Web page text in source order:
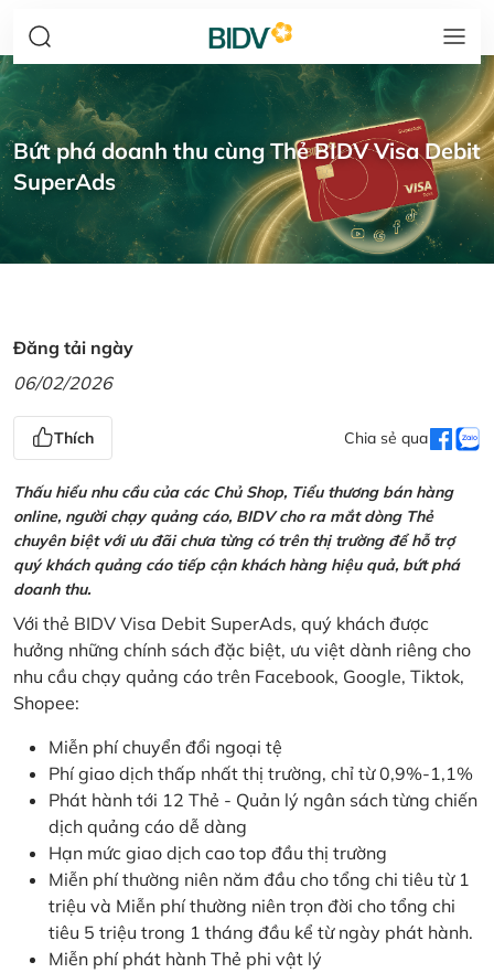
Bứt phá doanh thu cùng Thẻ BIDV Visa Debit
SuperAds
Đăng tải ngày
06/02/2026
Thích Chia sẻ qua
Thấu hiểu nhu cầu của các Chủ Shop, Tiểu thương bán hàng
online, người chạy quảng cáo, BIDV cho ra mắt dòng Thẻ
chuyên biệt với ưu đãi chưa từng có trên thị trường để hỗ trợ
quý khách quảng cáo tiếp cận khách hàng hiệu quả, bứt phá
doanh thu.
Với thẻ BIDV Visa Debit SuperAds, quý khách được
hưởng những chính sách đặc biệt, ưu việt dành riêng cho
nhu cầu chạy quảng cáo trên Facebook, Google, Tiktok,
Shopee:
Miễn phí chuyển đổi ngoại tệ
Phí giao dịch thấp nhất thị trường, chỉ từ 0,9%-1,1%
Phát hành tới 12 Thẻ - Quản lý ngân sách từng chiến
dịch quảng cáo dễ dàng
Hạn mức giao dịch cao top đầu thị trường
Miễn phí thường niên năm đầu cho tổng chi tiêu từ 1
triệu và Miễn phí thường niên trọn đời cho tổng chi
tiêu 5 triệu trong 1 tháng đầu kể từ ngày phát hành.
Miễn phí phát hành Thẻ phi vật lý